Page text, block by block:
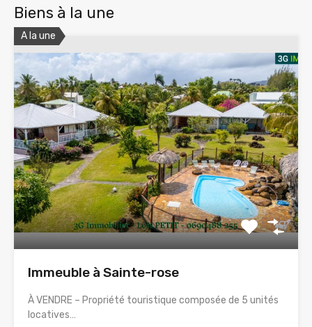
Biens à la une
A la une
Immeuble à Sainte-rose
À VENDRE – Propriété touristique composée de 5 unités
locatives…